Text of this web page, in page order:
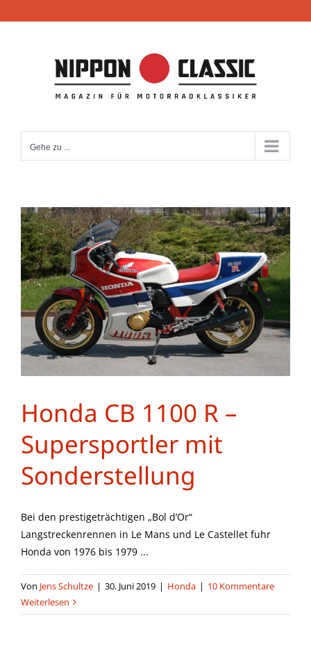
Inhalt
Gehe zu ...
Honda CB 1100 R –
Supersportler mit
Sonderstellung
Bei den prestigeträchtigen „Bol d’Or“
Langstreckenrennen in Le Mans und Le Castellet fuhr
Honda von 1976 bis 1979 ...
Von Jens Schultze | 30. Juni 2019 | Honda | 10 Kommentare
Weiterlesen